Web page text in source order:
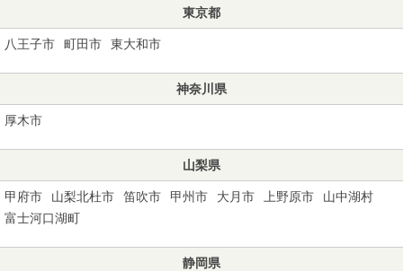
東京都
八王子市 町田市 東大和市
神奈川県
厚木市
山梨県
甲府市 山梨北杜市 笛吹市 甲州市 大月市 上野原市
山中湖村
富士河口湖町
静岡県